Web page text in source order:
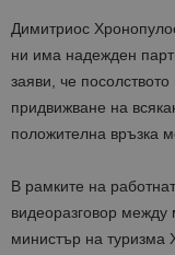
Димитриос
ни има надежден
заяви, че
придвижване на
положителна връзка
В рамките на
видеоразговор
министър на туризма